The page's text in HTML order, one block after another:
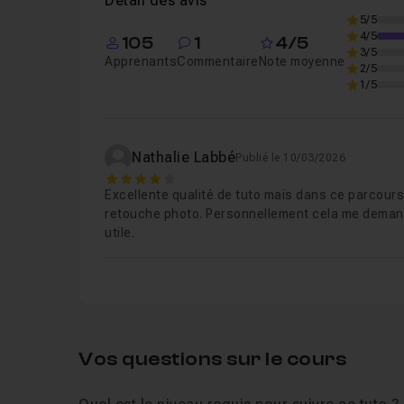
Leçon 8 Le Panneau Propriétés
Chapitre 2 : Les calques, les masques et
Chapitre 4 : Les outils de dessin
Chapitre 7 : Les filtres 16m59
105
Apprenants
1
Commentaire
4/5
Note moyenne
5/5
4/5
3/5
2/5
1/5
Nathalie LabbéPublié le 10/03/2026
4
Excellente qualité de tuto mais dans ce
retouche photo. Personnellement cela me
utile.
Vos questions sur le cours